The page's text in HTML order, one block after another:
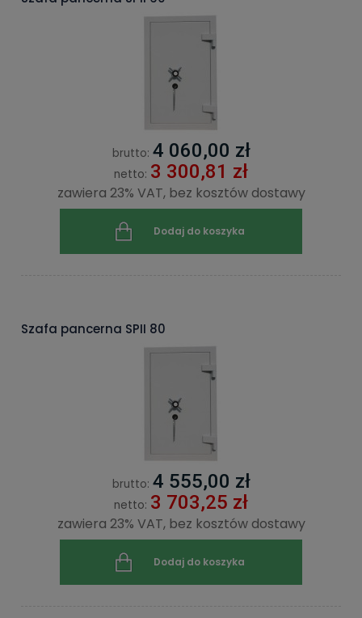
brutto: 4 060,00 zł
netto: 3 300,81 zł
zawiera 23% VAT, bez kosztów dostawy
Dodaj do koszyka
Szafa pancerna SPII 80
brutto: 4 555,00 zł
netto: 3 703,25 zł
zawiera 23% VAT, bez kosztów dostawy
Dodaj do koszyka